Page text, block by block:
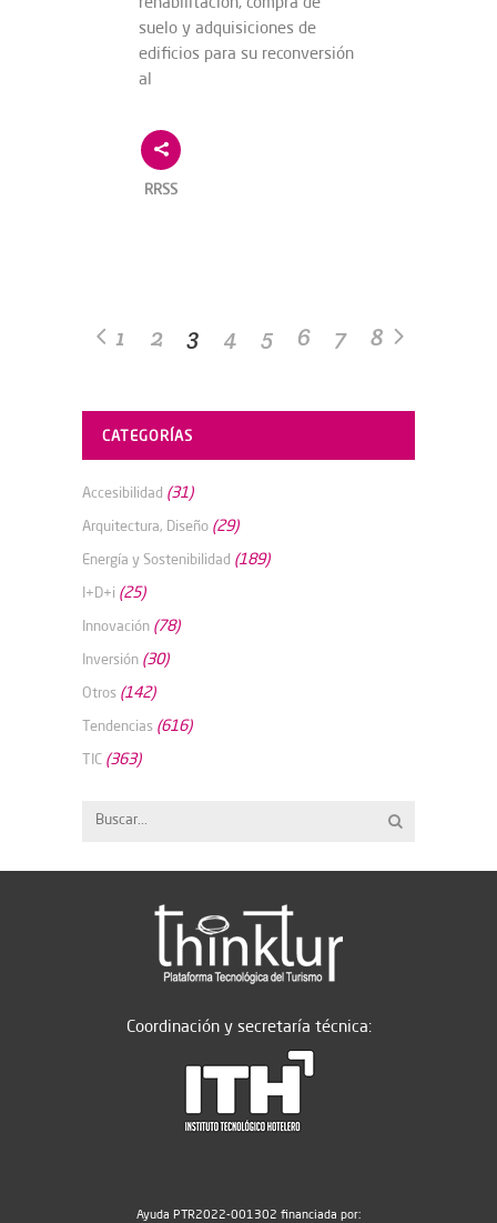
suelo y adquisiciones de
edificios para su reconversión
al
RRSS
1 2 3 4 5 6 7 8
CATEGORÍAS
Accesibilidad (31)
Arquitectura, Diseño (29)
Energía y Sostenibilidad (189)
I+D+i (25)
Innovación (78)
Inversión (30)
Otros (142)
Tendencias (616)
TIC (363)
Coordinación y secretaría técnica:
Ayuda PTR2022-001302 financiada por: